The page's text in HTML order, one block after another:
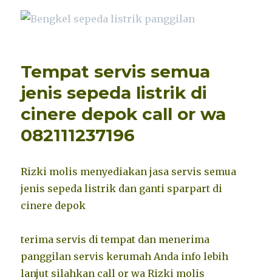
Tempat servis semua
jenis sepeda listrik di
cinere depok call or wa
082111237196
Rizki molis menyediakan jasa servis semua
jenis sepeda listrik dan ganti sparpart di
cinere depok
terima servis di tempat dan menerima
panggilan servis kerumah Anda info lebih
lanjut silahkan call or wa Rizki molis